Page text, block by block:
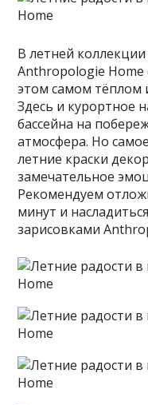
В летней
Anthropologie Home
этом самом тёплом
Здесь и курортное
бассейна на
атмосфера. Но
летние краски
замечательное
Рекомендуем
минут и
зарисовками